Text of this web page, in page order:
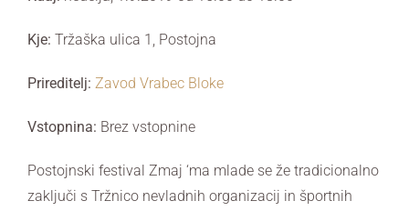
Kje: Tržaška ulica 1 , Postojna
Prireditelj: Zavod Vrabec Bloke
Vstopnina: Brez vstopnine
Postojnski festival Zmaj ‘ma mlade se že tradicionalno
zaključi s Tržnico nevladnih organizacij in športnih